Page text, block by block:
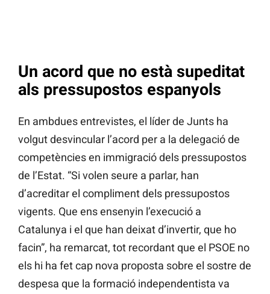
Un acord que no està supeditat
als pressupostos espanyols
En ambdues entrevistes, el líder de Junts ha
volgut desvincular l’acord per a la delegació de
competències en immigració dels pressupostos
de l’Estat. “Si volen seure a parlar, han
d’acreditar el compliment dels pressupostos
vigents. Que ens ensenyin l’execució a
Catalunya i el que han deixat d’invertir, que ho
facin”, ha remarcat, tot recordant que el PSOE no
els hi ha fet cap nova proposta sobre el sostre de
despesa que la formació independentista va